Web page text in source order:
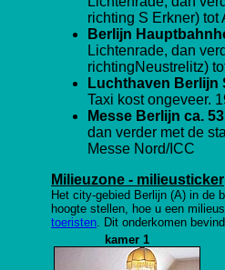
richting S Erkner) tot
Berlijn
Lichtenrade, dan
richtingNeustrelitz)
Luchthaven Berlijn
Taxi kost ongeveer.
Messe Berlijn ca.
dan verder met de
Messe Nord/ICC
Milieuzone - milieusticker
Het city-gebied Berlijn (A) in de
hoogte stellen, hoe u een
toeristen. Dit onderkomen
kamer 1